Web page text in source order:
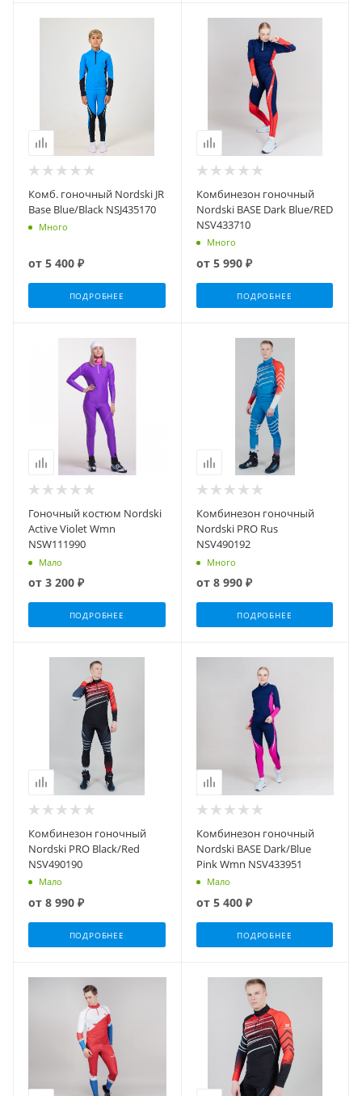
Комб. гоночный Nordski JR
Base Blue/Black NSJ435170
Много
от 5 400 ₽
ПОДРОБНЕЕ
Комбинезон гоночный
Nordski BASE Dark Blue/RED
NSV433710
Много
от 5 990 ₽
ПОДРОБНЕЕ
Гоночный костюм Nordski
Active Violet Wmn
NSW111990
Мало
от 3 200 ₽
ПОДРОБНЕЕ
Комбинезон гоночный
Nordski PRO Rus
NSV490192
Много
от 8 990 ₽
ПОДРОБНЕЕ
Комбинезон гоночный
Nordski PRO Black/Red
NSV490190
Мало
от 8 990 ₽
ПОДРОБНЕЕ
Комбинезон гоночный
Nordski BASE Dark/Blue
Pink Wmn NSV433951
Мало
от 5 400 ₽
ПОДРОБНЕЕ